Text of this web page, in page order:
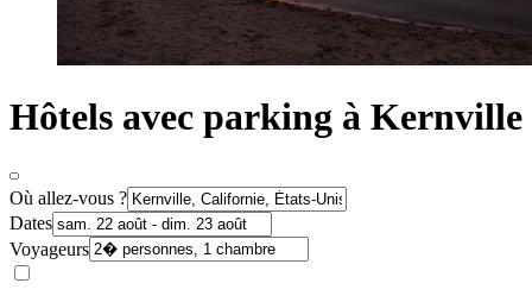
Hôtels avec parking à Kernville
Où allez-vous ?
Dates
Voyageurs